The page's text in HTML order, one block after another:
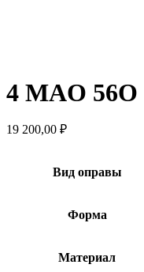
4 MAO 56O
19 200,00 ₽
Вид оправы
Форма
Материал